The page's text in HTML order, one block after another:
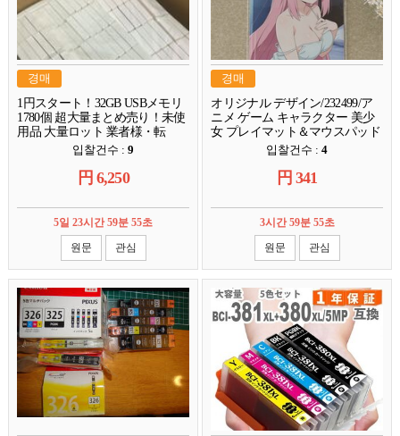
경매
1円スタート！32GB USBメモリ
1780個 超大量まとめ売り！未使
用品 大量ロット 業者様・転
売・再販・リサイクルにも！
입찰건수 :9
円6,250
5일 23시간 59분 54초
원문
관심
경매
オリジナル デザイン/232499/ア
ニメ ゲーム キャラクター 美少
女 プレイマット＆マウスパッド
＆ラバーマット입찰건수 :4
円341
3시간 59분 54초
원문
관심